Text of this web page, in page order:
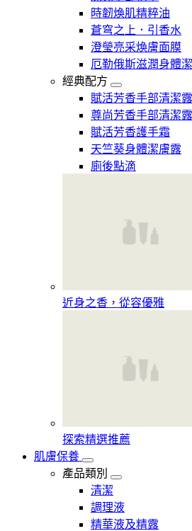
時韌煥肌精粹油
蒼穹之上．引香水
澄瑩亮采煥膚面膜
厄勒俄斯滋潤身體
經典配方
賦活芳香手部清潔露
尊尚芳香手部清潔露
賦活芳香護手霜
天竺葵身體潔膚露
廁後點滴
近身之香，從容優雅
探索精選推薦
肌膚保養
產品類別
清潔
調理液
精華液及精露